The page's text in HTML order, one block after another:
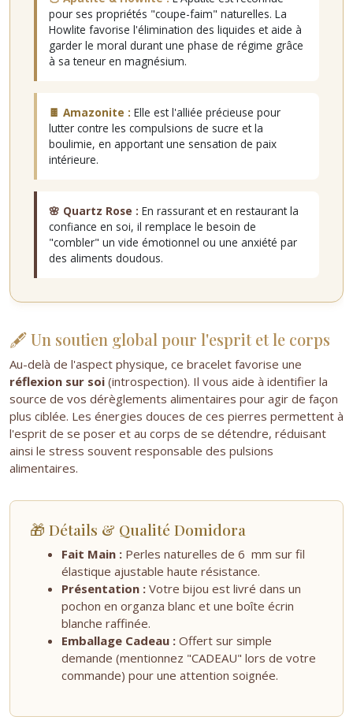
pour ses propriétés "coupe-faim" naturelles. La
Howlite favorise l'élimination des liquides et aide à
garder le moral durant une phase de régime grâce
à sa teneur en magnésium.
🍫 Amazonite : Elle est l'alliée précieuse pour
lutter contre les compulsions de sucre et la
boulimie, en apportant une sensation de paix
intérieure.
🌸 Quartz Rose : En rassurant et en restaurant la
confiance en soi, il remplace le besoin de
"combler" un vide émotionnel ou une anxiété par
des aliments doudous.
🖋️ Un soutien global pour l'esprit et le corps
Au-delà de l'aspect physique, ce bracelet favorise une
réflexion sur soi (introspection). Il vous aide à identifier la
source de vos dérèglements alimentaires pour agir de façon
plus ciblée. Les énergies douces de ces pierres permettent à
l'esprit de se poser et au corps de se détendre, réduisant
ainsi le stress souvent responsable des pulsions
alimentaires.
🎁 Détails & Qualité Domidora
Fait Main : Perles naturelles de 6 mm sur fil
élastique ajustable haute résistance.
Présentation : Votre bijou est livré dans un
pochon en organza blanc et une boîte écrin
blanche raffinée.
Emballage Cadeau : Offert sur simple
demande (mentionnez "CADEAU" lors de votre
commande) pour une attention soignée.